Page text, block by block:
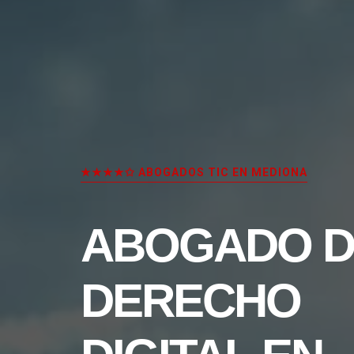
★★★★✩ ABOGADOS TIC EN MEDIONA
ABOGADO
DERECHO